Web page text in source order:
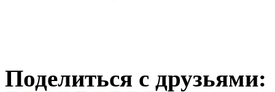
Поделиться с друзьями: